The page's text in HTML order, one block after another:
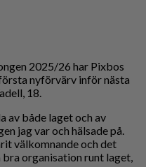
2025/26 har Pixbos
nyförvärv inför nästa
18.
av både laget och av
jag var och hälsade på.
välkomnande och det
organisation runt laget,